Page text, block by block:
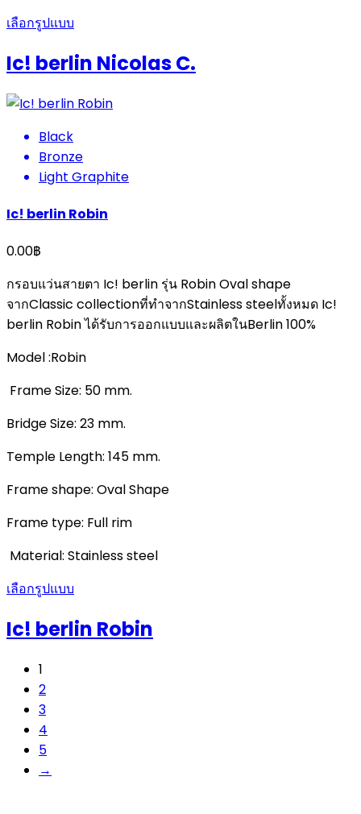
เลือกรูปแบบ
Ic! berlin Nicolas C.
Black
Bronze
Light Graphite
Ic! berlin Robin
0.00฿
กรอบแว่นสายตา Ic! berlin รุ่น Robin Oval shape
จากClassic collectionที่ทําจากStainless steelทั้งหมด Ic!
berlin Robin ได้รับการออกแบบและผลิตในBerlin 100%
Model :Robin
Frame Size: 50 mm.
Bridge Size: 23 mm.
Temple Length: 145 mm.
Frame shape: Oval Shape
Frame type: Full rim
Material: Stainless steel
เลือกรูปแบบ
Ic! berlin Robin
1
2
3
4
5
→